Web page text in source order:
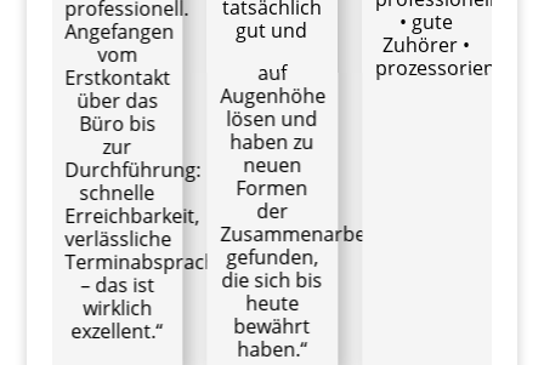
professionell.
Angefangen
vom
Erstkontakt
über das
Büro bis
zur
Durchführung:
schnelle
Erreichbarkeit,
verlässliche
Terminabsprachen
– das ist
wirklich
exzellent.“
tatsächlich
gut und
auf
Augenhöhe
lösen und
haben zu
neuen
Formen
der
Zusammenarbeit
gefunden,
die sich bis
heute
bewährt
haben.“
• gute
Zuhörer •
prozessorientiert"